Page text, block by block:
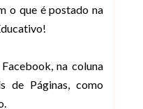
o que é postado na
na coluna
de Páginas, como